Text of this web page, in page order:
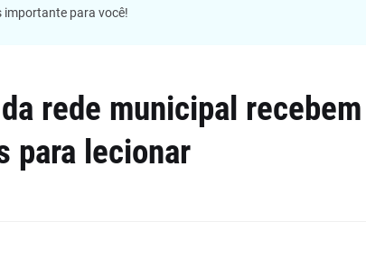
importante para você!
rede municipal recebem
para lecionar